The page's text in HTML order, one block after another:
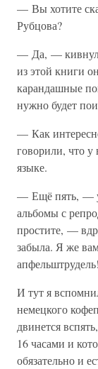
— Вы хотите
Рубцова?
— Да, —
из этой книги
карандашные
нужно будет
— Как
говорили, что у
языке.
— Ещё пять, —
альбомы с
простите, —
забыла. Я же
И тут я
немецкого
двинется
16 часами и
обязательно и